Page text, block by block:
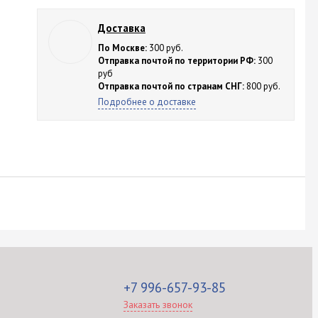
Доставка
По Москве:300 руб.
Отправка почтой по территории РФ:300
руб
Отправка почтой по странам СНГ:800 руб.
Подробнее о доставке
+7 996-657-93-85
Заказать звонок